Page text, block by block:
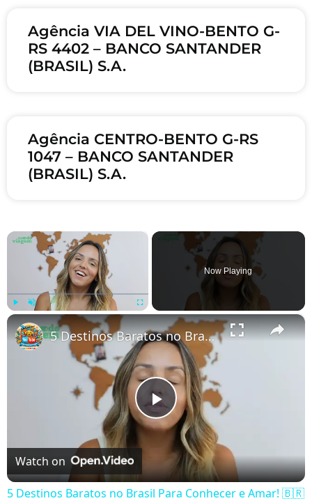
Agência VIA DEL VINO-BENTO G-
RS 4402 – BANCO SANTANDER
(BRASIL) S.A.
Agência CENTRO-BENTO G-RS
1047 – BANCO SANTANDER
(BRASIL) S.A.
×
Now Playing
×
Play Video
5 Destinos Baratos no Brasil Para Conhecer e Amar! 🇧🇷✨
Watch on
5 Destinos Baratos no Brasil Para Conhecer e Amar! 🇧🇷